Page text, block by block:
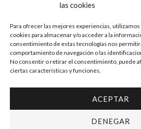
las cookies
Para ofrecer las mejores experiencias,
cookies para almacenar y/o acceder a la
consentimiento de estas tecnologías nos
comportamiento de navegación o las
No consentir o retirar el consentimiento, puede
ciertas características y funciones.
ACEPTAR
DENEGAR
Facebook
Instagram